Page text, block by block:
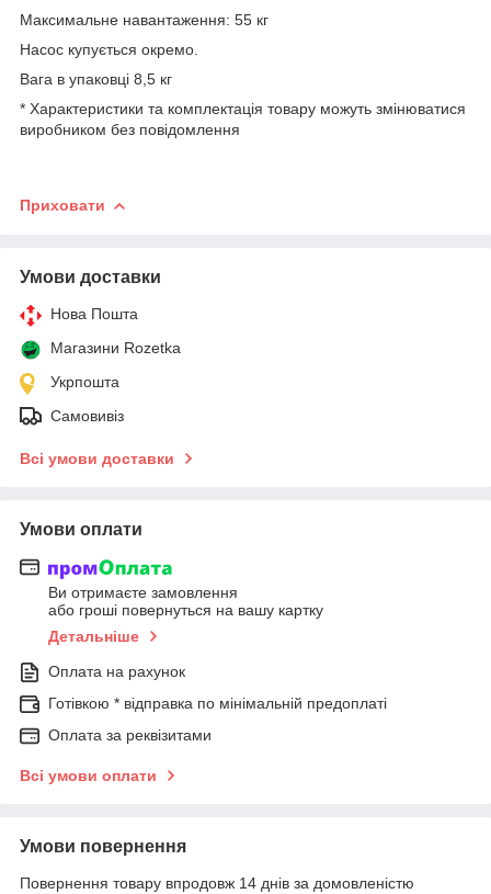
Максимальне навантаження: 55 кг
Насос купується окремо.
Вага в упаковці 8,5 кг
* Характеристики та комплектація товару можуть змінюватися
виробником без повідомлення
Приховати
Умови доставки
Нова Пошта
Магазини Rozetka
Укрпошта
Самовивіз
Всі умови доставки
Умови оплати
Ви отримаєте замовлення
або гроші повернуться на вашу картку
Детальніше
Оплата на рахунок
Готівкою * відправка по мінімальній предоплаті
Оплата за реквізитами
Всі умови оплати
Умови повернення
Повернення товару впродовж 14 днів за домовленістю